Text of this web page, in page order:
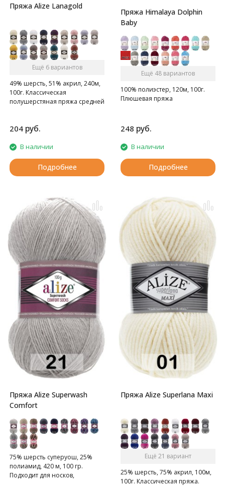
Пряжа Alize Lanagold
Ещё 6 вариантов
49% шерсть, 51% акрил, 240м,
100г. Классическая
полушерстяная пряжа средней
204 руб.
В наличии
Подробнее
Пряжа Himalaya Dolphin
Baby
Ещё 48 вариантов
100% полиэстер, 120м, 100г.
Плюшевая пряжа
248 руб.
В наличии
Подробнее
Пряжа Alize Superwash
Comfort
75% шерсть суперуош, 25%
полиамид, 420 м, 100 гр.
Подходит для носков,
Пряжа Alize Superlana Maxi
Ещё 21 вариант
25% шерсть, 75% акрил, 100м,
100г. Классическая пряжа.